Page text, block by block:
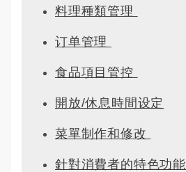
料理種類管理
订单管理
食品項目管控
開放/休息時間设定
菜單制作和修改
針對消費者的特色功能